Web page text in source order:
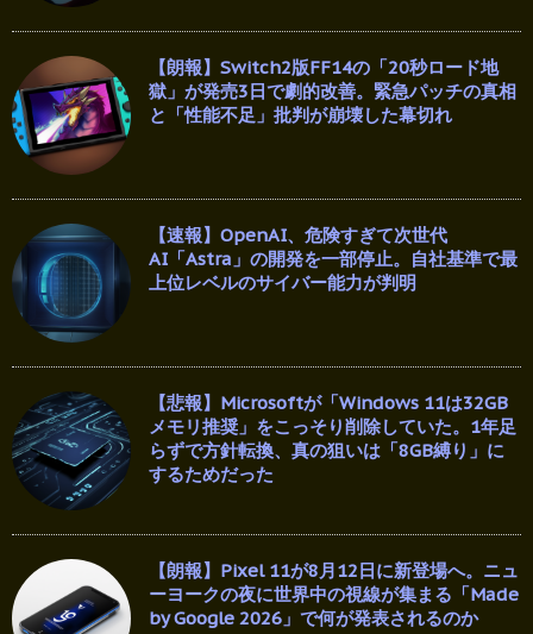
【朗報】Switch2版FF14の「20秒ロード地
獄」が発売3日で劇的改善。緊急パッチの真相
と「性能不足」批判が崩壊した幕切れ
【速報】OpenAI、危険すぎて次世代
AI「Astra」の開発を一部停止。自社基準で最
上位レベルのサイバー能力が判明
【悲報】Microsoftが「Windows 11は32GB
メモリ推奨」をこっそり削除していた。1年足
らずで方針転換、真の狙いは「8GB縛り」に
するためだった
【朗報】Pixel 11が8月12日に新登場へ。ニュ
ーヨークの夜に世界中の視線が集まる「Made
by Google 2026」で何が発表されるのか